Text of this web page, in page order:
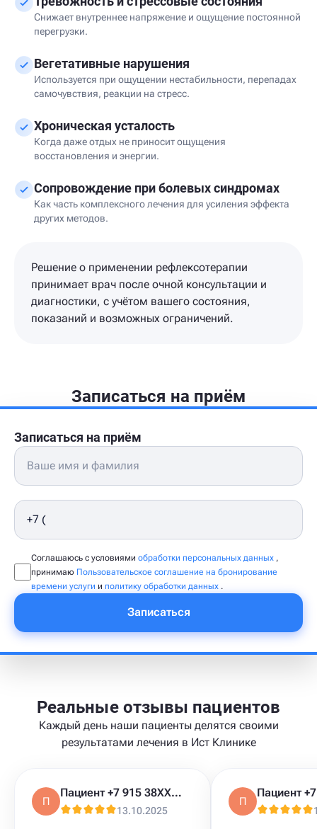
Снижает внутреннее напряжение и ощущение постоянной
перегрузки.
Вегетативные нарушения
Используется при ощущении нестабильности, перепадах
самочувствия, реакции на стресс.
Хроническая усталость
Когда даже отдых не приносит ощущения
восстановления и энергии.
Сопровождение при болевых синдромах
Как часть комплексного лечения для усиления эффекта
других методов.
Решение о применении рефлексотерапии
принимает врач после очной консультации и
диагностики, с учётом вашего состояния,
показаний и возможных ограничений.
Записаться на приём
Записаться на приём
Соглашаюсь с условиями обработки персональных данных ,
принимаю Пользовательское соглашение на бронирование
времени услуги и политику обработки данных .
Записаться
Реальные отзывы пациентов
Каждый день наши пациенты делятся своими
результатами лечения в Ист Клинике
П
Пациент +7 915 38XXXXX
13.10.2025
П